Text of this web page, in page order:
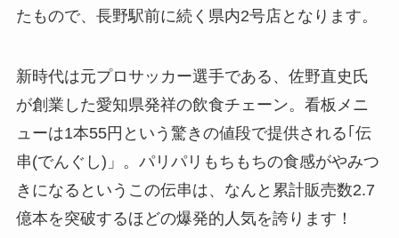
たもので、長野駅前に続く県内2号店となります。
新時代は元プロサッカー選手である、佐野直史氏
が創業した愛知県発祥の飲食チェーン。看板メニ
ューは1本55円という驚きの値段で提供される｢伝
串(でんぐし)」。パリパリもちもちの食感がやみつ
きになるというこの伝串は、なんと累計販売数2.7
億本を突破するほどの爆発的人気を誇ります！